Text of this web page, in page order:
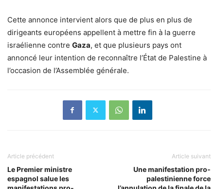
Cette annonce intervient alors que de plus en plus de
dirigeants européens appellent à mettre fin à la guerre
israélienne contre Gaza, et que plusieurs pays ont
annoncé leur intention de reconnaître l’État de Palestine à
l’occasion de l’Assemblée générale.
Article précédent
Le Premier ministre
espagnol salue les
Article suivant
Une manifestation pro-
palestinienne force